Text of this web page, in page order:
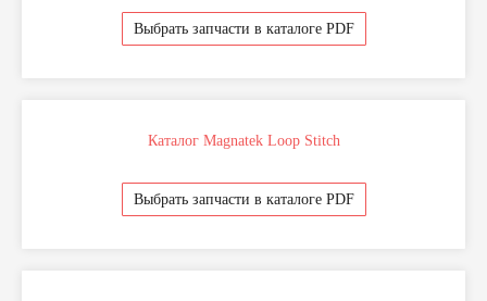
Выбрать запчасти в каталоге PDF
Каталог Magnatek Loop Stitch
Выбрать запчасти в каталоге PDF
+7 999 994-05-15